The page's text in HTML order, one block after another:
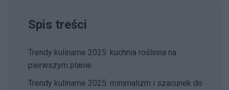
Spis treści
Trendy kulinarne 2025: kuchnia roślinna na
pierwszym planie
Trendy kulinarne 2025: minimalizm i szacunek do